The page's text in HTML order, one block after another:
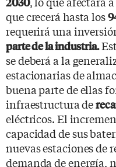
que crecerá hasta los
requerirá una
parte de la industria.
se deberá a la
estacionarias de
buena parte de ellas
infraestructura de
eléctricos. El
capacidad de sus
nuevas estaciones de
demanda de energía,